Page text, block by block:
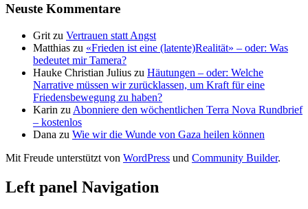
Neuste Kommentare
Grit zu Vertrauen statt Angst
Matthias zu «Frieden ist eine (latente)Realität» – oder: Was
bedeutet mir Tamera?
Hauke Christian Julius zu Häutungen – oder: Welche
Narrative müssen wir zurücklassen, um Kraft für eine
Friedensbewegung zu haben?
Karin zu Abonniere den wöchentlichen Terra Nova Rundbrief
– kostenlos
Dana zu Wie wir die Wunde von Gaza heilen können
Mit Freude unterstützt von WordPress und Community Builder.
Left panel Navigation